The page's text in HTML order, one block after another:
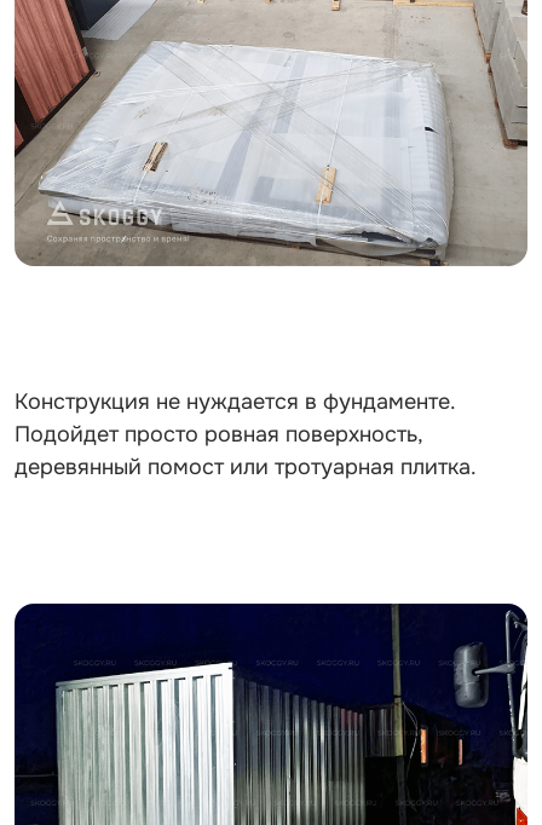
Конструкция не нуждается в фундаменте.
Подойдет просто ровная поверхность,
деревянный помост или тротуарная плитка.